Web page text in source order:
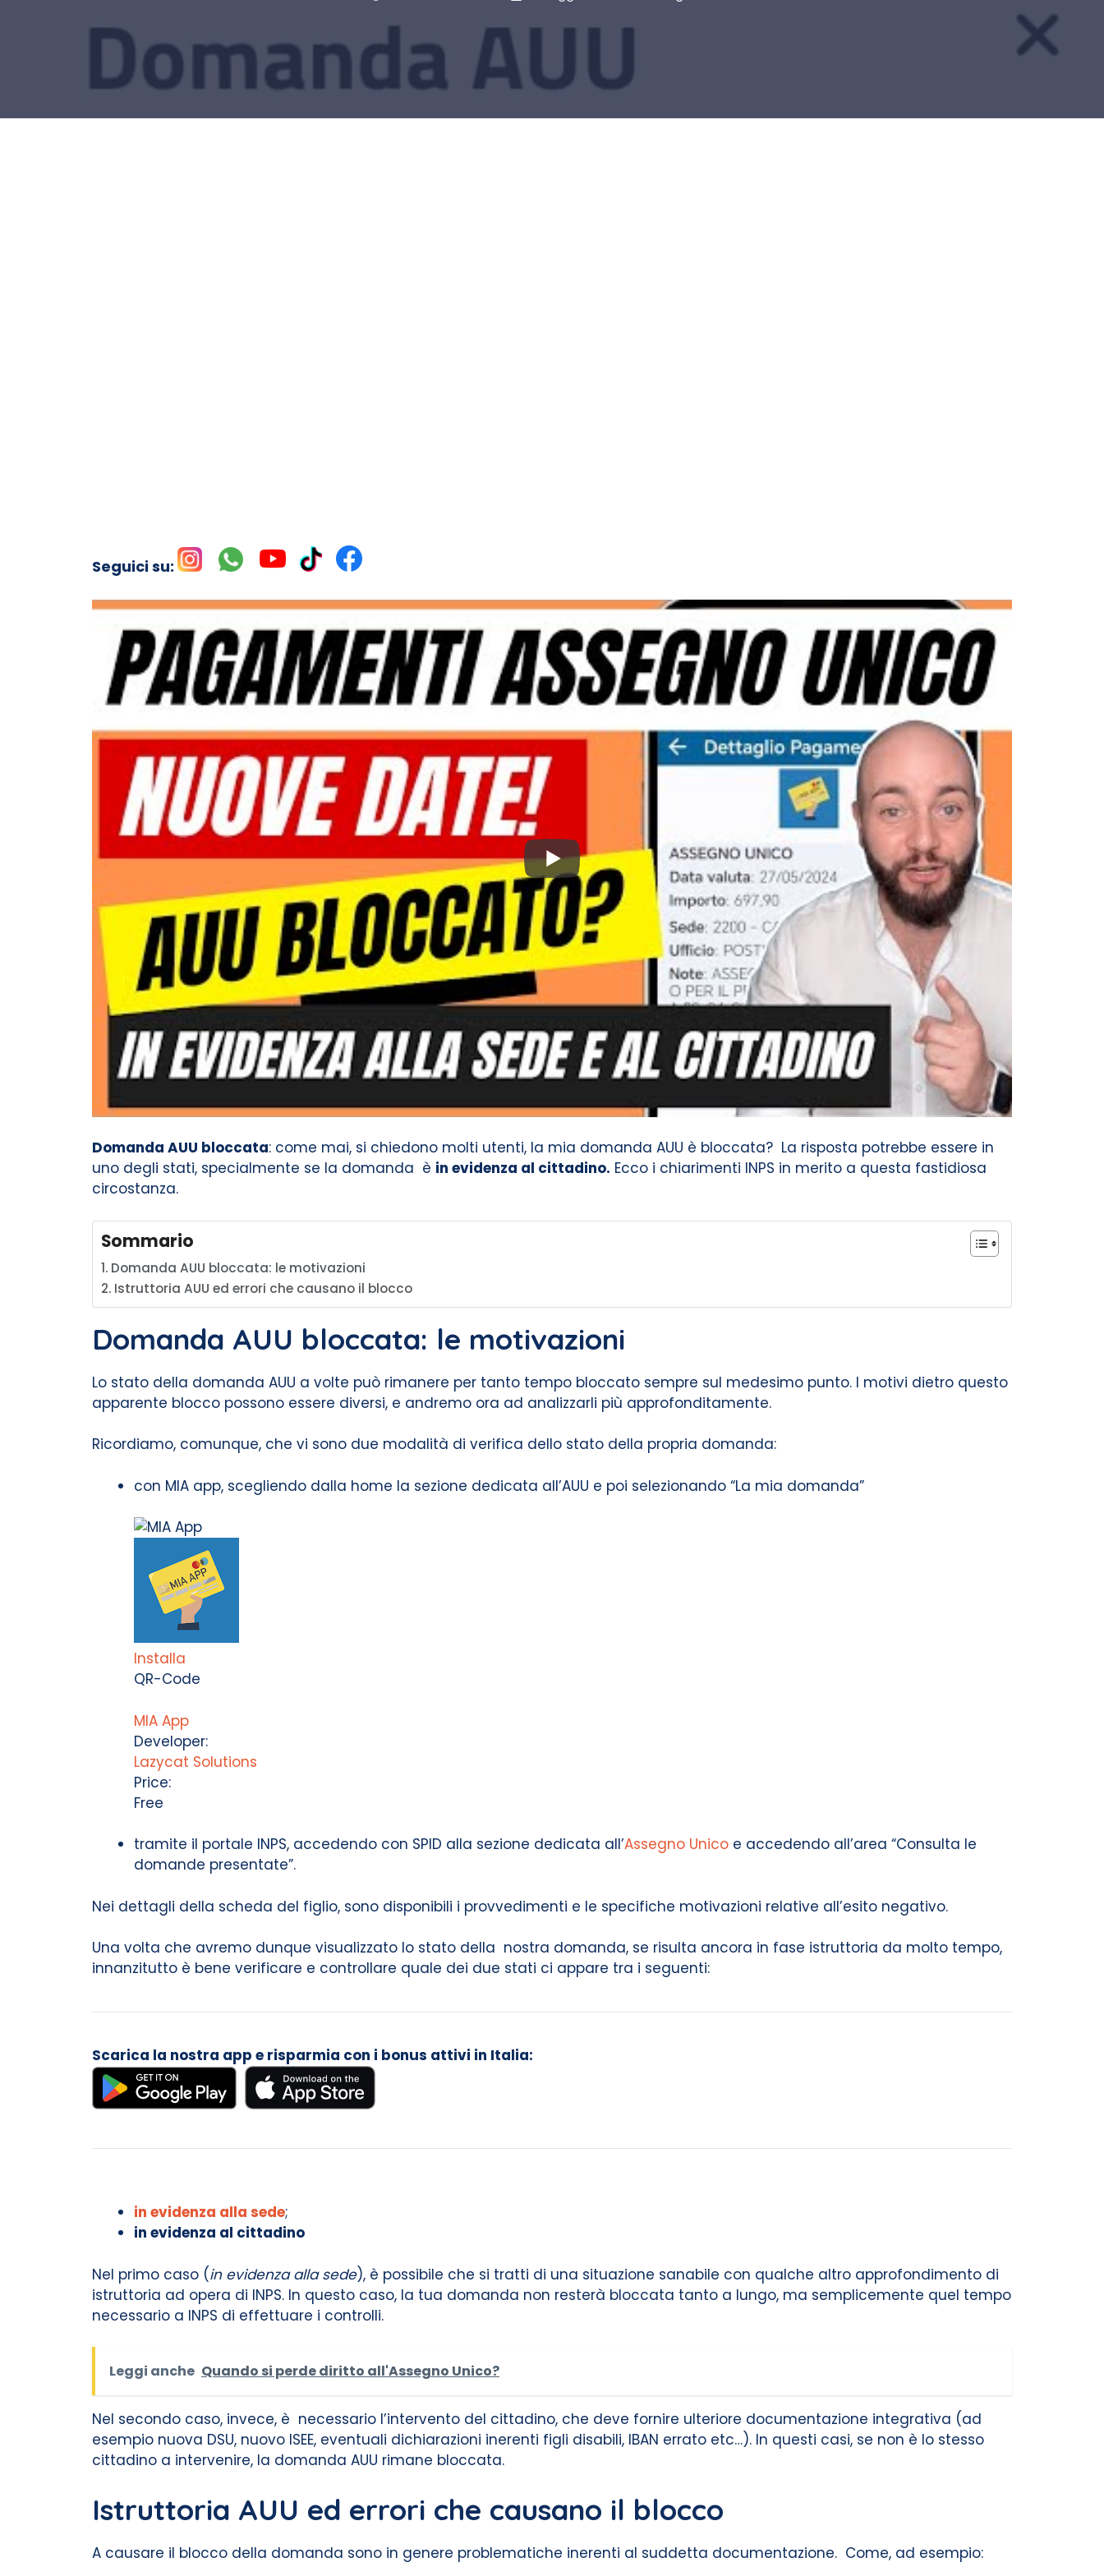
Seguici su:
Domanda AUU bloccata: come mai, si chiedono molti utenti, la mia domanda AUU è bloccata? La risposta potrebbe essere in
uno degli stati, specialmente se la domanda è in evidenza al cittadino. Ecco i chiarimenti INPS in merito a questa fastidiosa
circostanza.
Sommario
Domanda AUU bloccata: le motivazioni
Istruttoria AUU ed errori che causano il blocco
Domanda AUU bloccata: le motivazioni
Lo stato della domanda AUU a volte può rimanere per tanto tempo bloccato sempre sul medesimo punto. I motivi dietro questo
apparente blocco possono essere diversi, e andremo ora ad analizzarli più approfonditamente.
Ricordiamo, comunque, che vi sono due modalità di verifica dello stato della propria domanda:
con MIA app, scegliendo dalla home la sezione dedicata all’AUU e poi selezionando “La mia domanda”
Installa
QR-Code
MIA App
Developer:
Lazycat Solutions
Price:
Free
tramite il portale INPS, accedendo con SPID alla sezione dedicata all’Assegno Unico e accedendo all’area “Consulta le
domande presentate”.
Nei dettagli della scheda del figlio, sono disponibili i provvedimenti e le specifiche motivazioni relative all’esito negativo.
Una volta che avremo dunque visualizzato lo stato della nostra domanda, se risulta ancora in fase istruttoria da molto tempo,
innanzitutto è bene verificare e controllare quale dei due stati ci appare tra i seguenti:
Scarica la nostra app e risparmia con i bonus attivi in Italia:
in evidenza alla sede;
in evidenza al cittadino
Nel primo caso (in evidenza alla sede), è possibile che si tratti di una situazione sanabile con qualche altro approfondimento di
istruttoria ad opera di INPS. In questo caso, la tua domanda non resterà bloccata tanto a lungo, ma semplicemente quel tempo
necessario a INPS di effettuare i controlli.
Leggi anche Quando si perde diritto all'Assegno Unico?
Nel secondo caso, invece, è necessario l’intervento del cittadino, che deve fornire ulteriore documentazione integrativa (ad
esempio nuova DSU, nuovo ISEE, eventuali dichiarazioni inerenti figli disabili, IBAN errato etc…). In questi casi, se non è lo stesso
cittadino a intervenire, la domanda AUU rimane bloccata.
Istruttoria AUU ed errori che causano il blocco
A causare il blocco della domanda sono in genere problematiche inerenti al suddetta documentazione. Come, ad esempio: